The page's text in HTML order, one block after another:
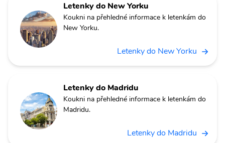
Letenky do New Yorku
Koukni na přehledné informace k letenkám do
New Yorku.
Letenky do New Yorku
Letenky do Madridu
Koukni na přehledné informace k letenkám do
Madridu.
Letenky do Madridu